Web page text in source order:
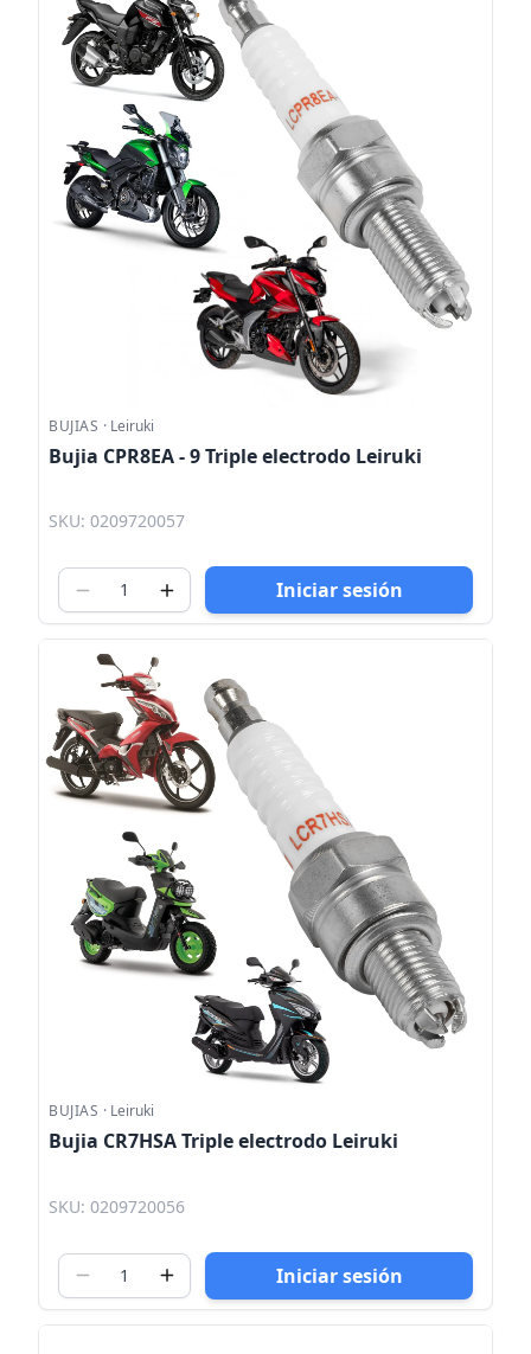
BUJIAS · Leiruki
Bujia CPR8EA - 9 Triple electrodo Leiruki
SKU: 0209720057
Iniciar sesión
BUJIAS · Leiruki
Bujia CR7HSA Triple electrodo Leiruki
SKU: 0209720056
Iniciar sesión